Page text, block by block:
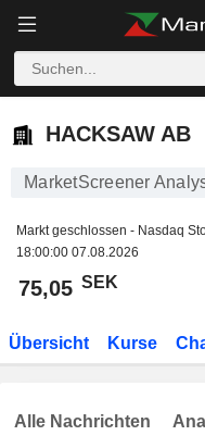
HACKSAW AB
HACKSAW AB
MarketScreener
Markt geschlossen - Nasdaq
18:00:00 07.08.2026
75,05 SEK
Übersicht Kurse
Alle Nachrichten